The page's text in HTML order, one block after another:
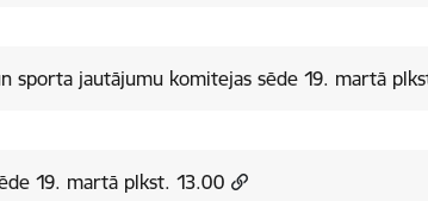
sporta jautājumu komitejas sēde 19. martā
19. martā plkst. 13.00